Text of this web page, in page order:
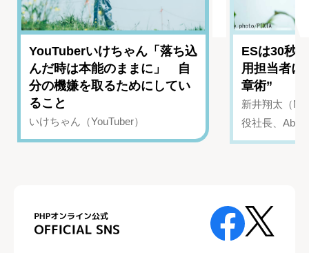
YouTuberいけちゃん「落ち込
んだ時は本能のままに」 自
分の機嫌を取るためにしてい
ること
いけちゃん（YouTuber）
ESは30秒
用担当者に
章術”
新井翔太（
役社長、